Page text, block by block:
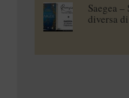
Saegea
diversa